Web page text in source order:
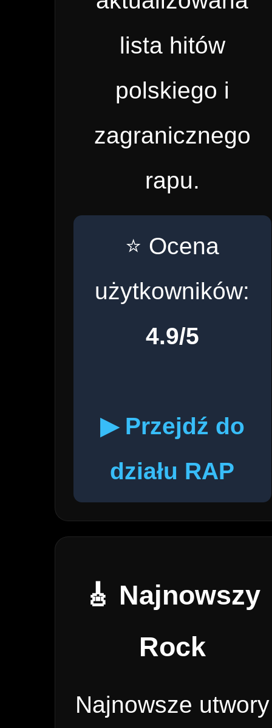
lista hitów
polskiego i
zagranicznego
rapu.
⭐ Ocena
użytkowników:
4.9/5
▶ Przejdź do
działu RAP
🎸 Najnowszy
Rock
Najnowsze utwory